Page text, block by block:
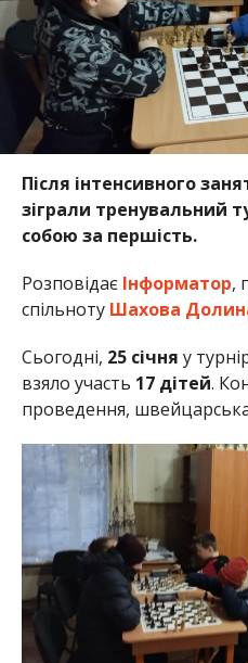
Після інтенсивного
зіграли тренувальний
собою за першість.
Розповідає Інформатор,
спільноту Шахова
Сьогодні, 25 січня у
взяло участь 17 дітей.
проведення,